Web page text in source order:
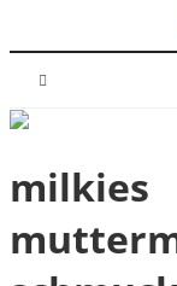
milkies